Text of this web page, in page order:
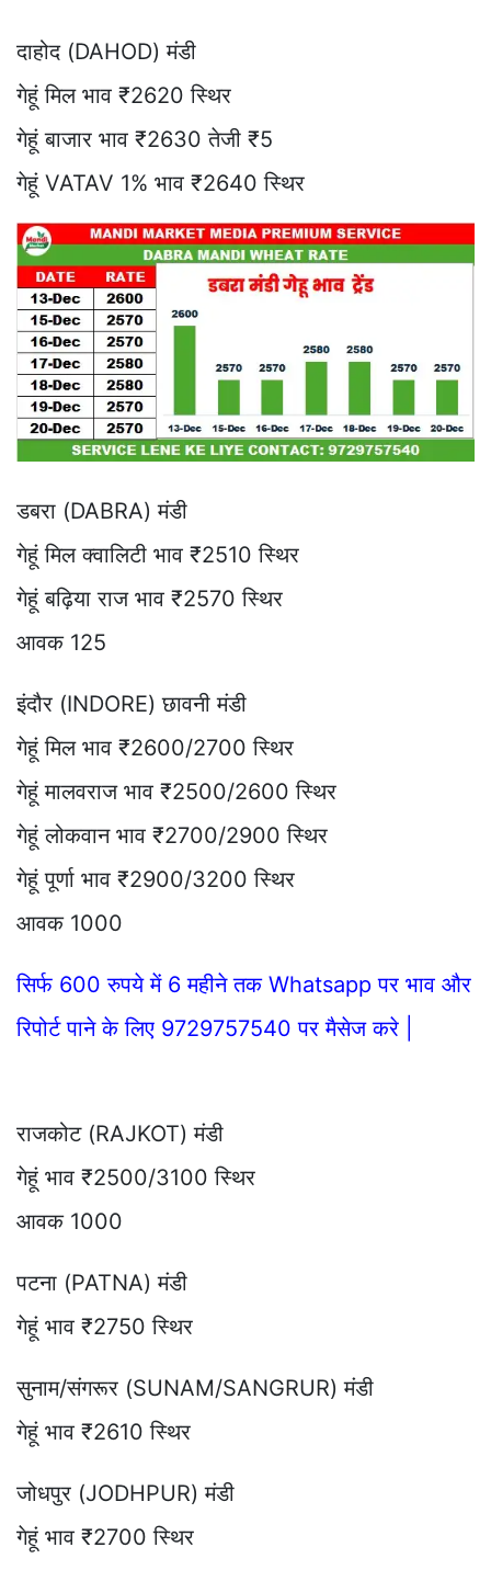
दाहोद (DAHOD) मंडी
गेहूं मिल भाव ₹2620 स्थिर
गेहूं बाजार भाव ₹2630 तेजी ₹5
गेहूं VATAV 1% भाव ₹2640 स्थिर
डबरा (DABRA) मंडी
गेहूं मिल क्वालिटी भाव ₹2510 स्थिर
गेहूं बढ़िया राज भाव ₹2570 स्थिर
आवक 125
इंदौर (INDORE) छावनी मंडी
गेहूं मिल भाव ₹2600/2700 स्थिर
गेहूं मालवराज भाव ₹2500/2600 स्थिर
गेहूं लोकवान भाव ₹2700/2900 स्थिर
गेहूं पूर्णा भाव ₹2900/3200 स्थिर
आवक 1000
सिर्फ 600 रुपये में 6 महीने तक Whatsapp पर भाव और
रिपोर्ट पाने के लिए 9729757540 पर मैसेज करे |
राजकोट (RAJKOT) मंडी
गेहूं भाव ₹2500/3100 स्थिर
आवक 1000
पटना (PATNA) मंडी
गेहूं भाव ₹2750 स्थिर
सुनाम/संगरूर (SUNAM/SANGRUR) मंडी
गेहूं भाव ₹2610 स्थिर
जोधपुर (JODHPUR) मंडी
गेहूं भाव ₹2700 स्थिर